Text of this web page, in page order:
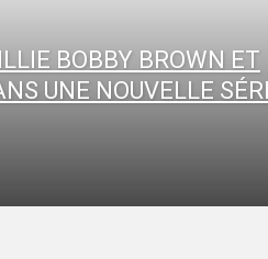
BOBBY BROWN ET
UNE NOUVELLE